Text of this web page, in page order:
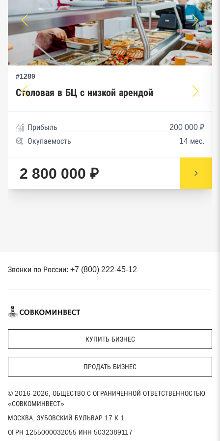
#1289
Столовая в БЦ с низкой арендой
Прибыль
200 000 ₽
Окупаемость
14 мес.
2 800 000 ₽
Звонки по России: +7 (800) 222-45-12
КУПИТЬ БИЗНЕС
ПРОДАТЬ БИЗНЕС
© 2016-2026, ОБЩЕСТВО С ОГРАНИЧЕННОЙ ОТВЕТСТВЕННОСТЬЮ
«СОВКОМИНВЕСТ»
МОСКВА, ЗУБОВСКИЙ БУЛЬВАР 17 К 1.
ОГРН 1255000032055 ИНН 5032389117